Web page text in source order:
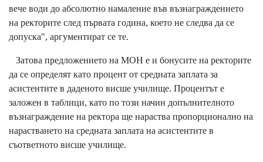
вече води до абсолютно намаление във възнаграждението
на ректорите след първата година, което не следва да се
допуска", аргументират се те.
Затова предложението на МОН е и бонусите на ректорите
да се определят като процент от средната заплата за
асистентите в даденото висше училище. Процентът е
заложен в таблици, като по този начин допълнителното
възнаграждение на ректора ще нараства пропорционално на
нарастването на средната заплата на асистентите в
съответното висше училище.